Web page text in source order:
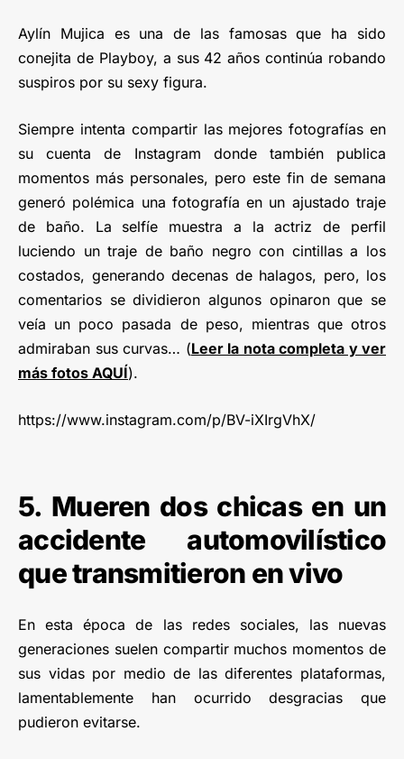
Aylín Mujica es una de las famosas que ha sido
conejita de Playboy, a sus 42 años continúa robando
suspiros por su sexy figura.
Siempre intenta compartir las mejores fotografías en
su cuenta de Instagram donde también publica
momentos más personales, pero este fin de semana
generó polémica una fotografía en un ajustado traje
de baño. La selfíe muestra a la actriz de perfil
luciendo un traje de baño negro con cintillas a los
costados, generando decenas de halagos, pero, los
comentarios se dividieron algunos opinaron que se
veía un poco pasada de peso, mientras que otros
admiraban sus curvas… (Leer la nota completa y ver
más fotos AQUÍ).
https://www.instagram.com/p/BV-iXIrgVhX/
5. Mueren dos chicas en un
accidente automovilístico
que transmitieron en vivo
En esta época de las redes sociales, las nuevas
generaciones suelen compartir muchos momentos de
sus vidas por medio de las diferentes plataformas,
lamentablemente han ocurrido desgracias que
pudieron evitarse.